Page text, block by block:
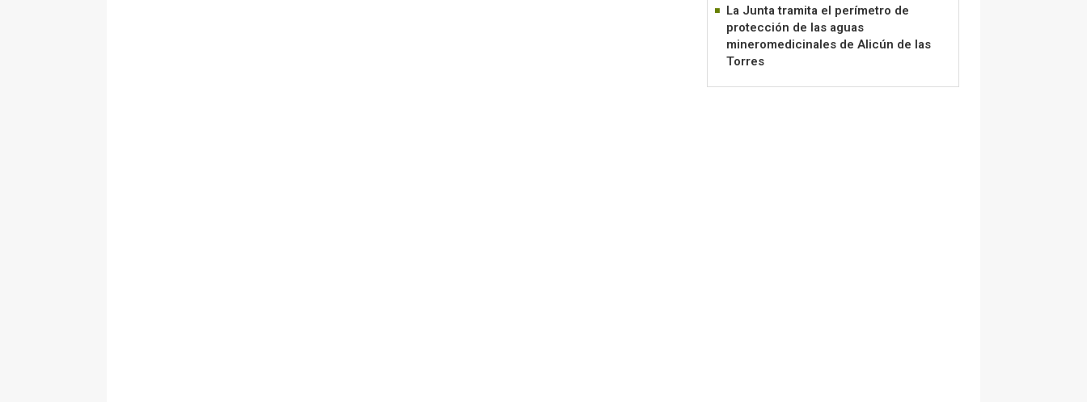
La Junta tramita el perímetro de
protección de las aguas
mineromedicinales de Alicún de las
Torres